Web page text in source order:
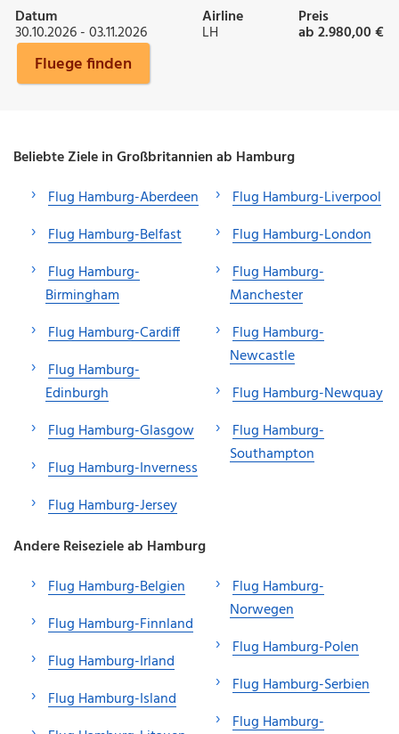
Datum
30.10.2026 - 03.11.2026
Airline
LH
Preis
ab 2.980,00 €
Fluege finden
Beliebte Ziele in Großbritannien ab Hamburg
Flug Hamburg-Aberdeen
Flug Hamburg-Belfast
Flug Hamburg-
Birmingham
Flug Hamburg-Cardiff
Flug Hamburg-
Edinburgh
Flug Hamburg-Glasgow
Flug Hamburg-Inverness
Flug Hamburg-Jersey
Flug Hamburg-Liverpool
Flug Hamburg-London
Flug Hamburg-
Manchester
Flug Hamburg-
Newcastle
Flug Hamburg-Newquay
Flug Hamburg-
Southampton
Andere Reiseziele ab Hamburg
Flug Hamburg-Belgien
Flug Hamburg-Finnland
Flug Hamburg-Irland
Flug Hamburg-Island
Flug Hamburg-
Norwegen
Flug Hamburg-Polen
Flug Hamburg-Serbien
Flug Hamburg-